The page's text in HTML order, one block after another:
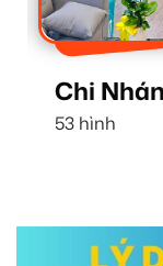
Chi
16 hình